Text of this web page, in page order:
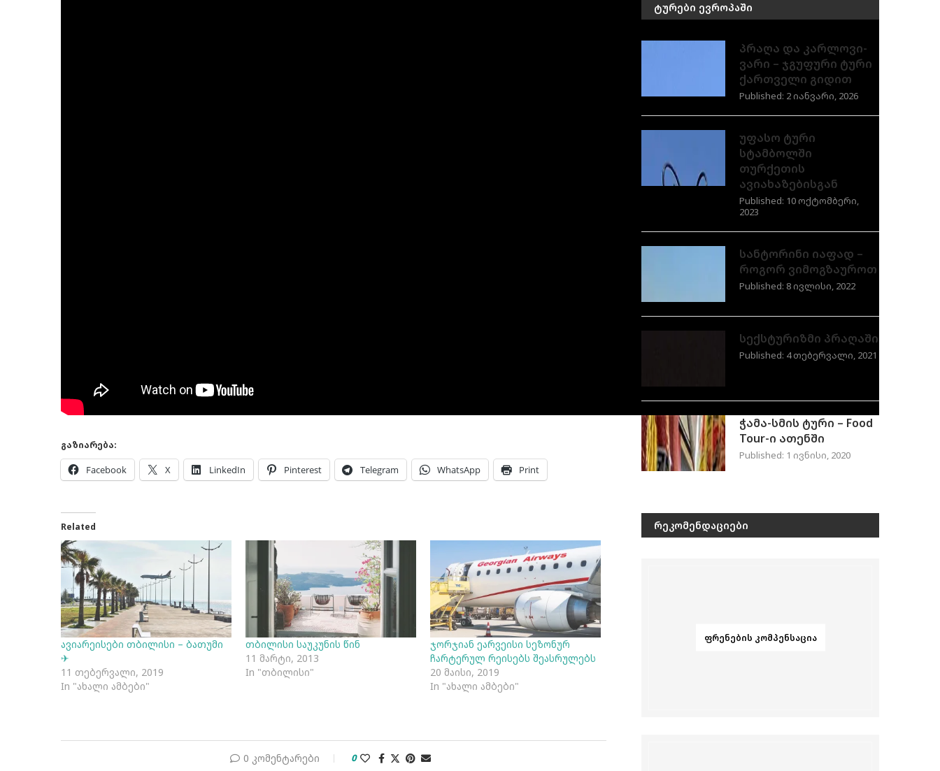
გაზიარება:
Facebook X LinkedIn Pinterest Telegram WhatsApp Print
Related
ავიარეისები თბილისი – ბათუმი
✈
11 თებერვალი, 2019
In "ახალი ამბები"
თბილისი საუკუნის წინ
11 მარტი, 2013
In "თბილისი"
ჯორჯიან ეარვეისი სეზონურ
ჩარტერულ რეისებს შეასრულებს
20 მაისი, 2019
In "ახალი ამბები"
0 კომენტარები 0
ᲢᲣᲠᲔᲑᲘ ᲔᲕᲠᲝᲞᲐᲨᲘ
პრაღა და კარლოვი-
ვარი – ჯგუფური ტური
ქართველი გიდით
Published: 2 იანვარი, 2026
უფასო ტური
სტამბოლში
თურქეთის
ავიახაზებისგან
Published: 10 ოქტომბერი,
2023
სანტორინი იაფად –
როგორ ვიმოგზაუროთ
Published: 8 ივლისი, 2022
სექსტურიზმი პრაღაში
Published: 4 თებერვალი, 2021
ჭამა-სმის ტური – Food
Tour-ი ათენში
Published: 1 ივნისი, 2020
ᲠᲔᲙᲝᲛᲔᲜᲓᲐᲪᲘᲔᲑᲘ
ᲤᲠᲔᲜᲔᲑᲘᲡ ᲙᲝᲛᲞᲔᲜᲡᲐᲪᲘᲐ